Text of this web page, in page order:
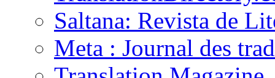
Saltana: Revista de
Meta : Journal des